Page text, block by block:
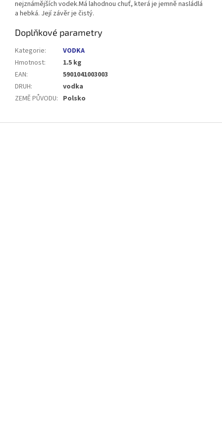
nejznámějších vodek.Má lahodnou chuť, která je jemně nasládlá
a hebká. Její závěr je čistý.
Doplňkové parametry
Kategorie:
VODKA
Hmotnost:
1.5 kg
EAN:
5901041003003
DRUH:
vodka
ZEMĚ PŮVODU: Polsko